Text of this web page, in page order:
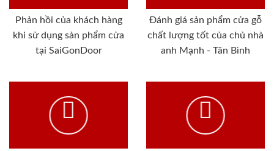
Phản hồi của khách hàng
khi sử dụng sản phẩm cửa
tại SaiGonDoor
Đánh giá sản phẩm cửa gỗ
chất lượng tốt của chủ nhà
anh Mạnh - Tân Bình